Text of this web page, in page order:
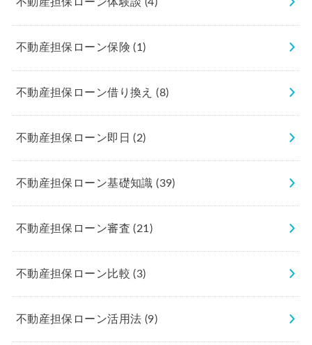
不動産担保ローン保険(1)
不動産担保ローン借り換え(8)
不動産担保ローン即日(2)
不動産担保ローン基礎知識(39)
不動産担保ローン審査(21)
不動産担保ローン比較(3)
不動産担保ローン活用法 (9)